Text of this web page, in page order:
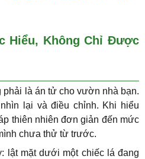
Hiểu, Không Chỉ Được
phải là án tử cho vườn nhà bạn.
lại và điều chỉnh. Khi hiểu
thiên nhiên đơn giản đến mức
chưa thử từ trước.
lật mặt dưới một chiếc lá đang